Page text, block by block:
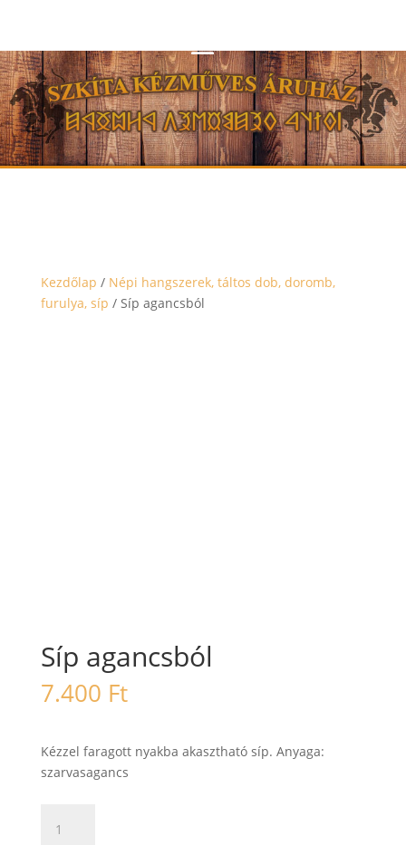
Kezdőlap / Népi hangszerek, táltos dob, doromb,
furulya, síp / Síp agancsból
Síp agancsból
7.400 Ft
Kézzel faragott nyakba akasztható síp. Anyaga:
szarvasagancs
agancsból